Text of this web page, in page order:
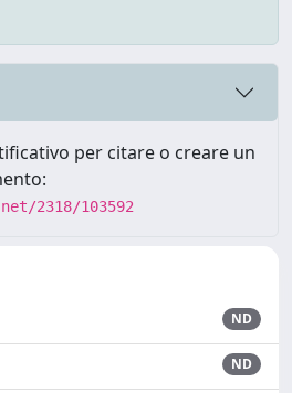
per citare o creare un
2318/103592
ND
ND